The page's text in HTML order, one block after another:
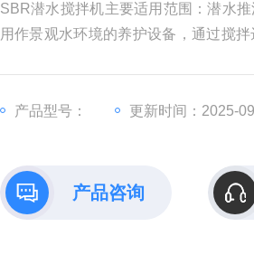
SBR潜水搅拌机主要适用范围：潜水
用作景观水环境的养护设备，通过搅
产品型号： 更新时间：2025-
产品咨询